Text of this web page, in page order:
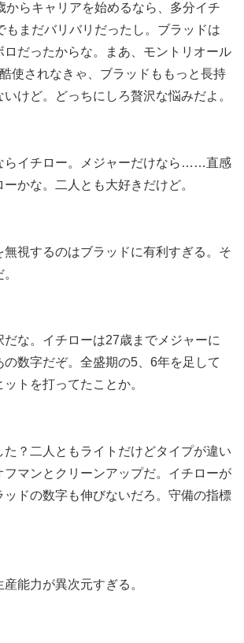
からキャリアを始めるなら、多分イチ
もまだバリバリだったし。ブラッドは
ロだったからな。まあ、モントリオール
使されなきゃ、ブラッドももっと長持
けど。どっちにしろ贅沢な悩みだよ。
らイチロー。メジャーだけなら……直感
かな。二人とも大好きだけど。
無視するのはブラッドに有利すぎる。そ
だな。イチローは27歳までメジャーに
数字だぞ。全盛期の5、6年を足して
トを打ってたことか。
た？二人ともライトだけどタイプが違い
フマンとクリーンアップだ。イチローが
ッドの数字も伸びないだろ。守備の指標
能力が異次元すぎる。